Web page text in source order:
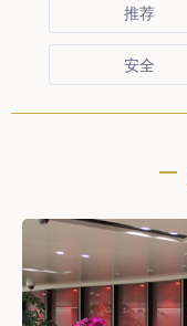
推荐
安全